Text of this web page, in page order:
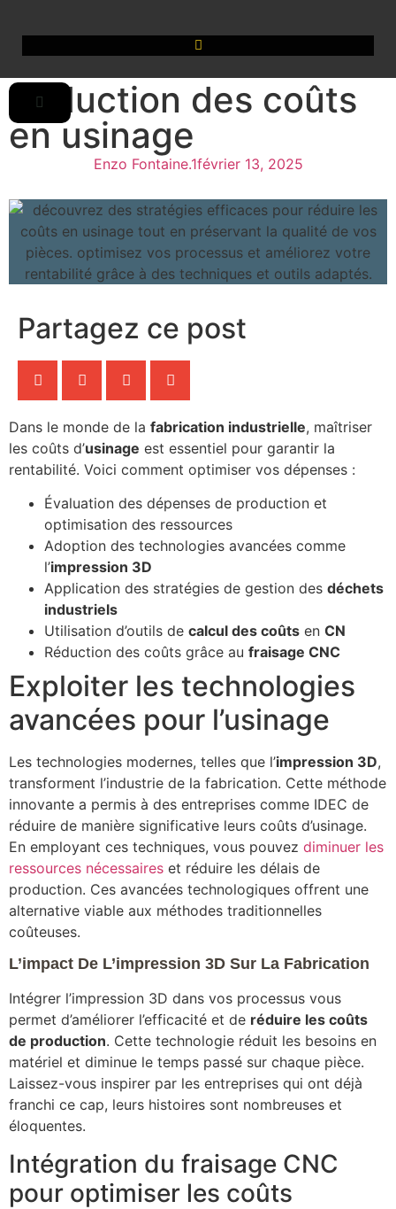
Réduction des coûts
en usinage
Enzo Fontaine.1février 13, 2025
Partagez ce post
Dans le monde de la fabrication industrielle, maîtriser
les coûts d’usinage est essentiel pour garantir la
rentabilité. Voici comment optimiser vos dépenses :
Évaluation des dépenses de production et
optimisation des ressources
Adoption des technologies avancées comme
l’impression 3D
Application des stratégies de gestion des déchets
industriels
Utilisation d’outils de calcul des coûts en CN
Réduction des coûts grâce au fraisage CNC
Exploiter les technologies
avancées pour l’usinage
Les technologies modernes, telles que l’impression 3D,
transforment l’industrie de la fabrication. Cette méthode
innovante a permis à des entreprises comme IDEC de
réduire de manière significative leurs coûts d’usinage.
En employant ces techniques, vous pouvez diminuer les
ressources nécessaires et réduire les délais de
production. Ces avancées technologiques offrent une
alternative viable aux méthodes traditionnelles
coûteuses.
L’impact De L’impression 3D Sur La Fabrication
Intégrer l’impression 3D dans vos processus vous
permet d’améliorer l’efficacité et de réduire les coûts
de production. Cette technologie réduit les besoins en
matériel et diminue le temps passé sur chaque pièce.
Laissez-vous inspirer par les entreprises qui ont déjà
franchi ce cap, leurs histoires sont nombreuses et
éloquentes.
Intégration du fraisage CNC
pour optimiser les coûts